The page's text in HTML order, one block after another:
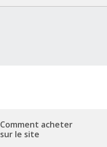
Comment acheter
sur le site